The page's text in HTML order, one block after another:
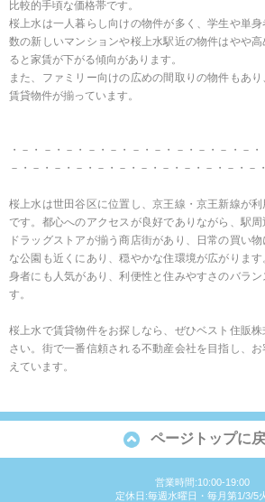
比較的手頃な価格帯です。
桜上水は一人暮らし向けの物件が多く、学生や単
数の新しいマンションや桜上水駅近の物件はやや
ると家賃が下がる傾向があります。
また、ファミリー向けの広めの間取りの物件もあ
賃貸物件が揃っています。
・－・－・－・－・－・－・－・－・－・－・－
－・－・－・－・－・－・－・－・－・－・－・－
桜上水は世田谷区に位置し、京王線・京王新線が
です。都心へのアクセスが良好でありながら、駅周
ドラッグストアが揃う商店街があり、日常の買い
な公園も近くにあり、穏やかな住環境が広がりま
身者にも人気があり、利便性と住みやすさのバラ
す。
桜上水で賃貸物件をお探しなら、ぜひベスト住販
さい。街で一番信頼される不動産会社を目指し、
えています。
ページトップに
営業時間:10:00-19:00
定休日:毎週水曜日・毎月第1/3/5